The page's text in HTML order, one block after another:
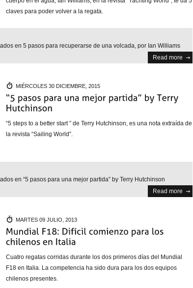
claves para poder volver a la regata.
en 5 pasos para recuperarse de una volcada, por Ian Williams
Read more
MIÉRCOLES 30 DICIEMBRE, 2015
“5 steps to a better start ” de Terry Hutchinson, es una nota extraída de
la revista “Sailing World”.
en “5 pasos para una mejor partida” by Terry Hutchinson
Read more
MARTES 09 JULIO, 2013
Cuatro regatas corridas durante los dos primeros días del Mundial
F18 en Italia. La competencia ha sido dura para los dos equipos
chilenos presentes.